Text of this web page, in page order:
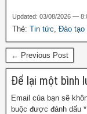
Updated: 03/08/2026 —
Thẻ: Tin tức Đào tạo
← Previous Post
Để lại một bình
Email của bạn sẽ
buộc được đánh dấu *